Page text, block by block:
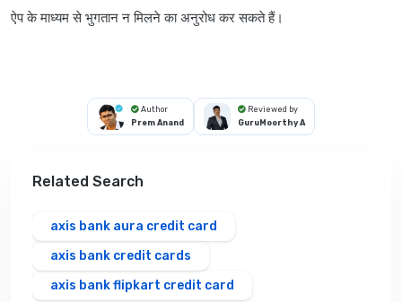
ऐप के माध्यम से भुगतान न मिलने का अनुरोध कर सकते हैं।
Author
Prem Anand
Reviewed by
GuruMoorthy A
Related Search
axis bank aura credit card
axis bank credit cards
axis bank flipkart credit card